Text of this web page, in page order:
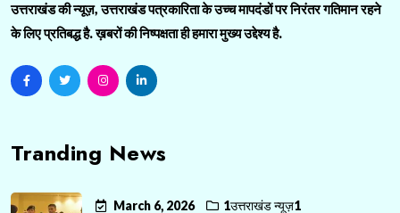
उत्तराखंड की न्यूज़, उत्तराखंड पत्रकारिता के उच्च मापदंडों पर निरंतर गतिमान रहने
के लिए प्रतिबद्ध है. ख़बरों की निष्पक्षता ही हमारा मुख्य उद्देश्य है.
Tranding News
March 6, 2026 1उत्तराखंड न्यूज़1